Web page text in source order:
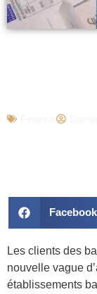
Facebook
Les clients des
nouvelle vague
établissements